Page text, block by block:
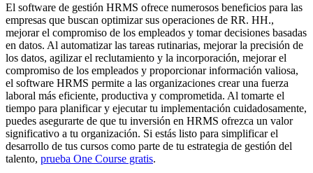
El software de gestión HRMS ofrece numerosos beneficios para las
empresas que buscan optimizar sus operaciones de RR. HH.,
mejorar el compromiso de los empleados y tomar decisiones basadas
en datos. Al automatizar las tareas rutinarias, mejorar la precisión de
los datos, agilizar el reclutamiento y la incorporación, mejorar el
compromiso de los empleados y proporcionar información valiosa,
el software HRMS permite a las organizaciones crear una fuerza
laboral más eficiente, productiva y comprometida. Al tomarte el
tiempo para planificar y ejecutar tu implementación cuidadosamente,
puedes asegurarte de que tu inversión en HRMS ofrezca un valor
significativo a tu organización. Si estás listo para simplificar el
desarrollo de tus cursos como parte de tu estrategia de gestión del
talento, prueba One Course gratis.